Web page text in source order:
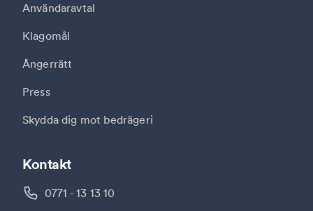
Kontakt
0771 - 13 13 10
Användaravtal
Klagomål
Ångerrätt
Press
Skydda dig mot bedrägeri